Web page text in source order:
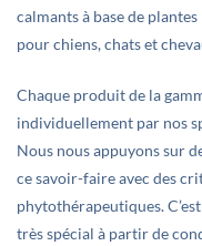
calmants à base de
pour chiens, chats et
Chaque produit de la
individuellement par nos
Nous nous appuyons sur
ce savoir-faire avec des
phytothérapeutiques.
très spécial à partir de